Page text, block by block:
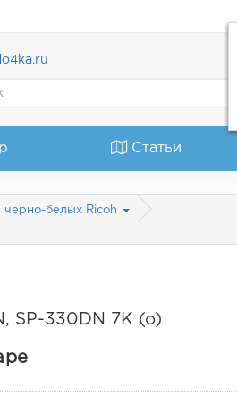
Статьи
белых Ricoh
SP-330DN 7K (o)